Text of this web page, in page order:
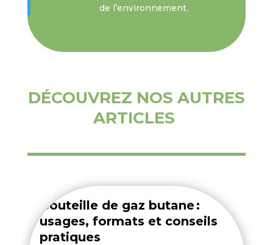
de l’environnement.
DÉCOUVREZ NOS AUTRES
ARTICLES
Bouteille de gaz butane :
usages, formats et conseils
pratiques